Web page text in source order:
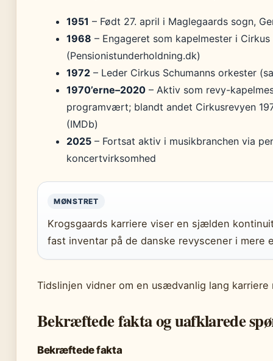
1951 – Født 27. april i Maglegaards sogn,
1968 – Engageret som kapelmester i
(Pensionistunderholdning.dk)
1972 – Leder Cirkus Schumanns orkester
1970’erne–2020 – Aktiv som revy-
programvært; blandt andet Cirkusrevyen
(IMDb)
2025 – Fortsat aktiv i musikbranchen via
koncertvirksomhed
MØNSTRET
Krogsgaards karriere viser en sjælden
fast inventar på de danske revyscener i mere
Tidslinjen vidner om en usædvanlig lang karriere
Bekræftede fakta og uafklarede
Bekræftede fakta